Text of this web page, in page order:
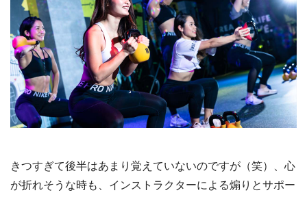
きつすぎて後半はあまり覚えていないのですが（笑）、心
が折れそうな時も、インストラクターによる煽りとサポー